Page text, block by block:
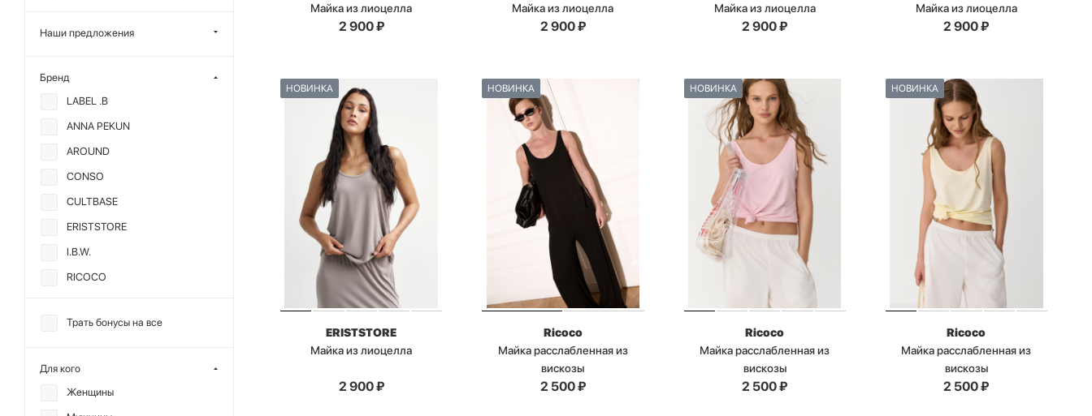
Майка из лиоцелла
2 900₽
Майка из лиоцелла
2 900₽
Майка из лиоцелла
2 900₽
Майка из лиоцелла
2 900₽
НОВИНКА
ERISTSTORE
Майка из лиоцелла
2 900₽
НОВИНКА
Ricoco
Майка расслабленная из
вискозы
2 500₽
НОВИНКА
Ricoco
Майка расслабленная из
вискозы
2 500₽
НОВИНКА
Ricoco
Майка расслабленная из
вискозы
2 500₽
Наши предложения
Бренд
LABEL .B
ANNA PEKUN
AROUND
CONSO
CULTBASE
ERISTSTORE
I.B.W.
RICOCO
ANMUSE
Трать бонусы на все
Для кого
Женщины